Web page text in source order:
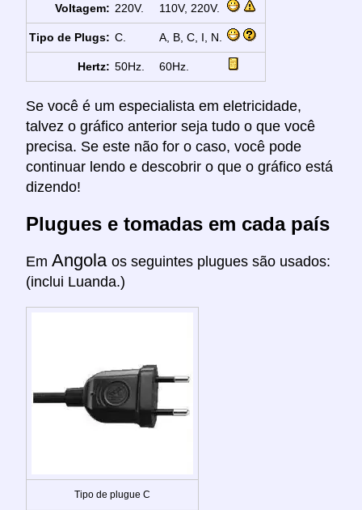
Voltagem: 220V. 110V, 220V.
Tipo de Plugs: C. A, B, C, I, N.
Hertz: 50Hz. 60Hz.
Se você é um especialista em eletricidade,
talvez o gráfico anterior seja tudo o que você
precisa. Se este não for o caso, você pode
continuar lendo e descobrir o que o gráfico está
dizendo!
Plugues e tomadas em cada país
Em Angola os seguintes plugues são usados:
(inclui Luanda.)
Tipo de plugue C